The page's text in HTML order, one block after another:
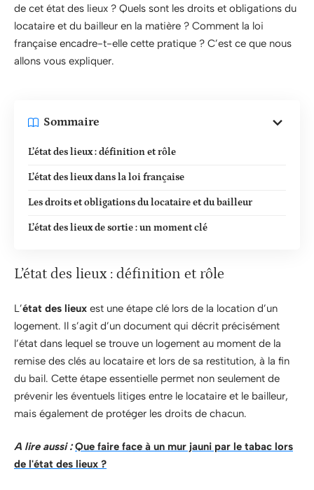
de cet état des lieux ? Quels sont les droits et obligations du
locataire et du bailleur en la matière ? Comment la loi
française encadre-t-elle cette pratique ? C’est ce que nous
allons vous expliquer.
Sommaire
L’état des lieux : définition et rôle
L’état des lieux dans la loi française
Les droits et obligations du locataire et du bailleur
L’état des lieux de sortie : un moment clé
L’état des lieux : définition et rôle
L’état des lieux est une étape clé lors de la location d’un
logement. Il s’agit d’un document qui décrit précisément
l’état dans lequel se trouve un logement au moment de la
remise des clés au locataire et lors de sa restitution, à la fin
du bail. Cette étape essentielle permet non seulement de
prévenir les éventuels litiges entre le locataire et le bailleur,
mais également de protéger les droits de chacun.
A lire aussi : Que faire face à un mur jauni par le tabac lors
de l'état des lieux ?